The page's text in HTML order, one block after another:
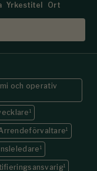
Yrkestitel Ort
och operativ
1
1
1
1